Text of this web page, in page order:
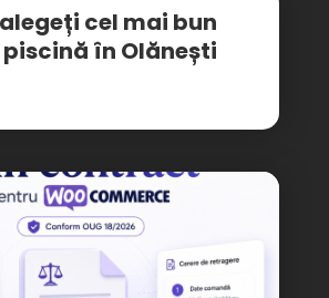
cel mai bun
în Olănești